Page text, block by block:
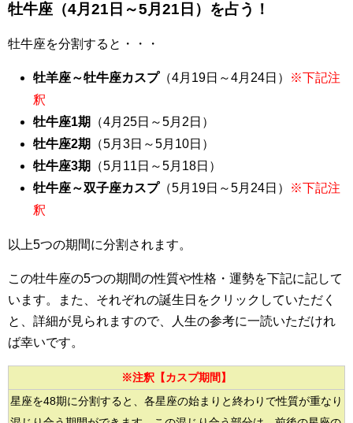
牡牛座（4月21日～5月21日）を占う！
牡牛座を分割すると・・・
牡羊座～牡牛座カスプ（4月19日～4月24日）
※下記注
釈
牡牛座1期
（4月25日～5月2日）
牡牛座2期
（5月3日～5月10日）
牡牛座3期
（5月11日～5月18日）
牡牛座～双子座カスプ（5月19日～5月24日）
※下記注
釈
以上5つの期間に分割されます。
この牡牛座の5つの期間の性質や性格・運勢を下記に記して
います。また、それぞれの誕生日をクリックしていただく
と、詳細が見られますので、人生の参考に一読いただけれ
ば幸いです。
※注釈【カスプ期間】
星座を48期に分割すると、各星座の始まりと終わりで性質が重なり